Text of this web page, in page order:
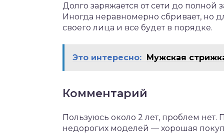
Долго заряжается от сети до полной
Иногда неравномерно сбривает, но
своего лица и все будет в порядке.
Это интересно: Мужская
Комментарий
Пользуюсь около 2 лет, проблем нет.
недорогих моделей — хорошая